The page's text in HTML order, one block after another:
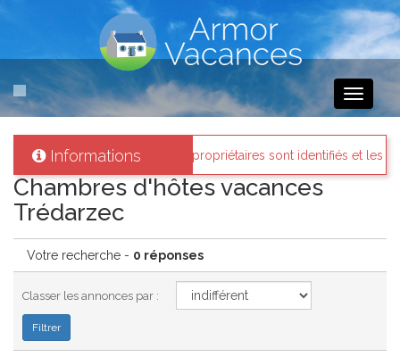
Toggle
Informations
vacances: Tous les propriétaires sont identifiés et les biens
Chambres d'hôtes vacances
Trédarzec
Votre recherche - 0 réponses
Classer les annonces par :